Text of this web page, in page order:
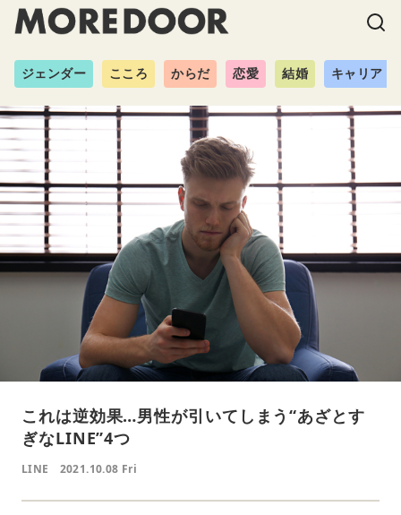
ジェンダー こころ からだ 恋愛 結婚 キャリア
これは逆効果…男性が引いてしまう“あざとす
ぎなLINE”4つ
LINE 2021.10.08 Fri